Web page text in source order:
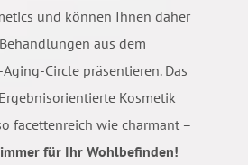
und können Ihnen daher
aus dem
Aging-Circle präsentieren. Das
Kosmetik
facettenreich wie charmant –
immer für Ihr Wohlbefinden!